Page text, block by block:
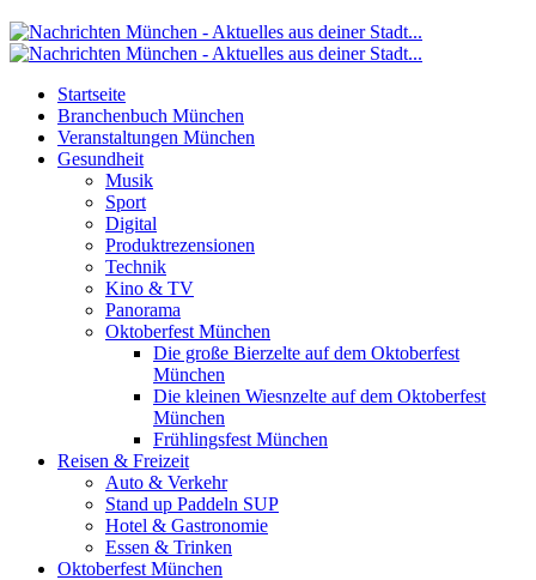
Startseite
Branchenbuch München
Veranstaltungen München
Gesundheit
Musik
Sport
Digital
Produktrezensionen
Technik
Kino & TV
Panorama
Oktoberfest München
Die große Bierzelte auf dem Oktoberfest
München
Die kleinen Wiesnzelte auf dem Oktoberfest
München
Frühlingsfest München
Reisen & Freizeit
Auto & Verkehr
Stand up Paddeln SUP
Hotel & Gastronomie
Essen & Trinken
Oktoberfest München